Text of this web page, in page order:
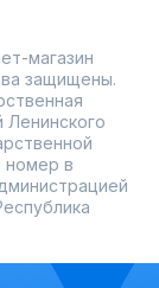
магазин
защищены.
Ленинского
номер в